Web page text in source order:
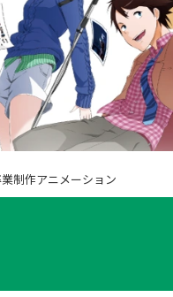
制作アニメーション